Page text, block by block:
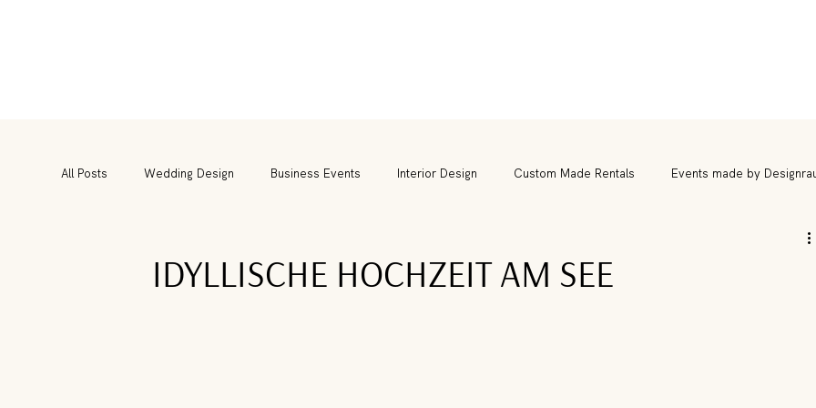
All Posts Wedding Design Business Events Interior Design Custom Made Rentals Events made by
IDYLLISCHE HOCHZEIT AM SEE